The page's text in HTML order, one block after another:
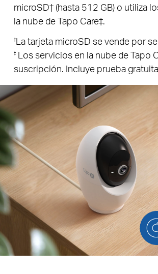
microSD† (hasta 512 GB) o utiliza
la nube de Tapo Care‡.
†La tarjeta microSD se vende por
‡Los servicios en la nube de Tapo
suscripción. Incluye prueba